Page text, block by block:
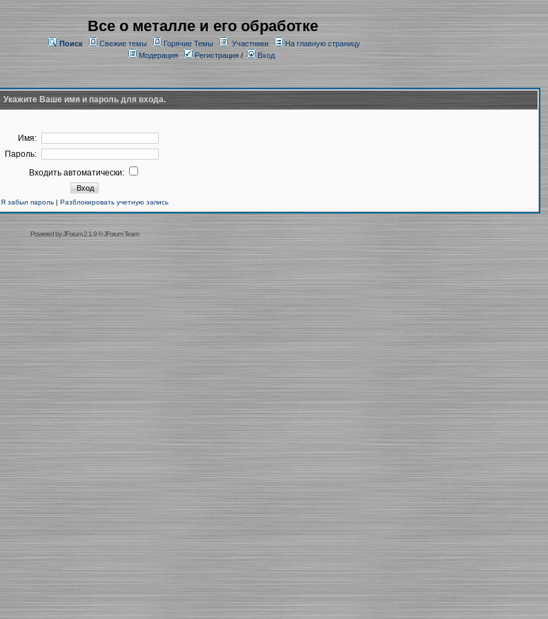
Все о металле и его обработке
Поиск Свежие темы Горячие Темы Участники
На главную страницу
Модерация
Регистрация/ Вход
Укажите Ваше имя и пароль для входа.
Имя:
Пароль:
Входить автоматически:
Я забыл пароль| Разблокировать учетную запись
Powered byJForum 2.1.9©JForum Team